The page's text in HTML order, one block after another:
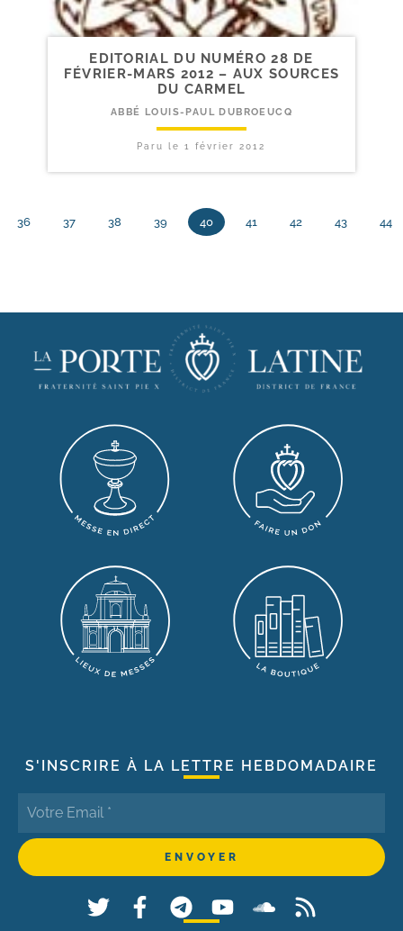
EDITORIAL DU NUMÉRO 28 DE
FÉVRIER-​MARS 2012 – AUX SOURCES
DU CARMEL
ABBÉ LOUIS-PAUL DUBROEUCQ
Paru le1 février 2012
36 37 38 39 40 41 42 43 44
S'INSCRIRE À LA LETTRE HEBDOMADAIRE